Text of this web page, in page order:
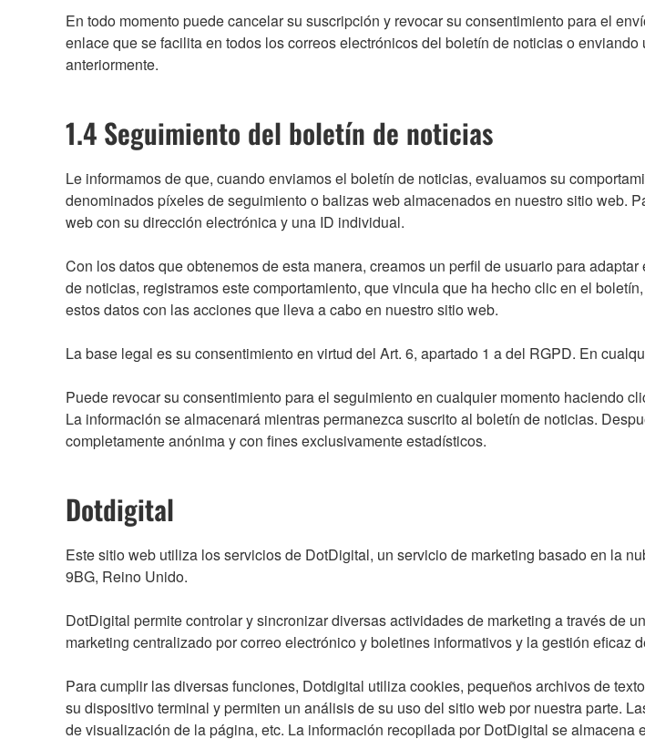
En todo momento puede cancelar su suscripción y revocar su consentimiento para el
enlace que se facilita en todos los correos electrónicos del boletín de noticias o
anteriormente.
1.4 Seguimiento del boletín de noticias
Le informamos de que, cuando enviamos el boletín de noticias, evaluamos su
denominados píxeles de seguimiento o balizas web almacenados en nuestro sitio web.
web con su dirección electrónica y una ID individual.
Con los datos que obtenemos de esta manera, creamos un perfil de usuario para
de noticias, registramos este comportamiento, que vincula que ha hecho clic en el
estos datos con las acciones que lleva a cabo en nuestro sitio web.
La base legal es su consentimiento en virtud del Art. 6, apartado 1 a del RGPD. En
Puede revocar su consentimiento para el seguimiento en cualquier momento haciendo
La información se almacenará mientras permanezca suscrito al boletín de noticias.
completamente anónima y con fines exclusivamente estadísticos.
Dotdigital
Este sitio web utiliza los servicios de DotDigital, un servicio de marketing basado en la
9BG, Reino Unido.
DotDigital permite controlar y sincronizar diversas actividades de marketing a través de
marketing centralizado por correo electrónico y boletines informativos y la gestión eficaz
Para cumplir las diversas funciones, Dotdigital utiliza cookies, pequeños archivos de
su dispositivo terminal y permiten un análisis de su uso del sitio web por nuestra parte.
de visualización de la página, etc. La información recopilada por DotDigital se